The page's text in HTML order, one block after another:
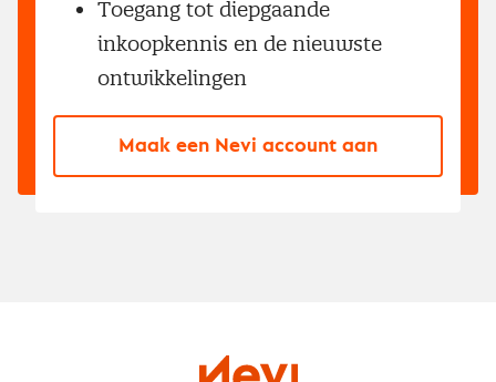
Toegang tot diepgaande
inkoopkennis en de nieuwste
ontwikkelingen
Maak een Nevi account aan